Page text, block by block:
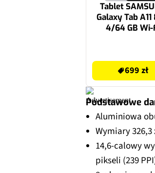
Tablet
Galaxy Tab A11
4/64 GB Wi-
699 zł
Podstawowe
Aluminiowa
Wymiary 326,3
14,6-calowy
pikseli (239